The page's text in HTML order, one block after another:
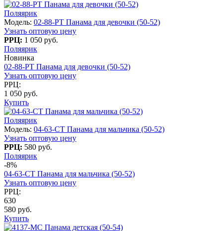
Поляярик
Модель: 02-88-PT Панама для девочки (50-52)
Узнать оптовую цену
РРЦ: 1 050 руб.
Поляярик
Новинка
02-88-PT Панама для девочки (50-52)
Узнать оптовую цену
РРЦ:
1 050 руб.
Купить
Поляярик
Модель: 04-63-СT Панама для мальчика (50-52)
Узнать оптовую цену
РРЦ: 580 руб.
Поляярик
-8%
04-63-СT Панама для мальчика (50-52)
Узнать оптовую цену
РРЦ:
630
580 руб.
Купить